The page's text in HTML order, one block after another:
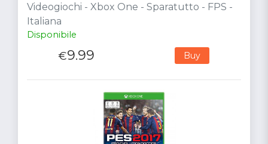
Videogiochi - Xbox One - Sparatutto - FPS -
Italiana
Disponibile
€9.99 Buy